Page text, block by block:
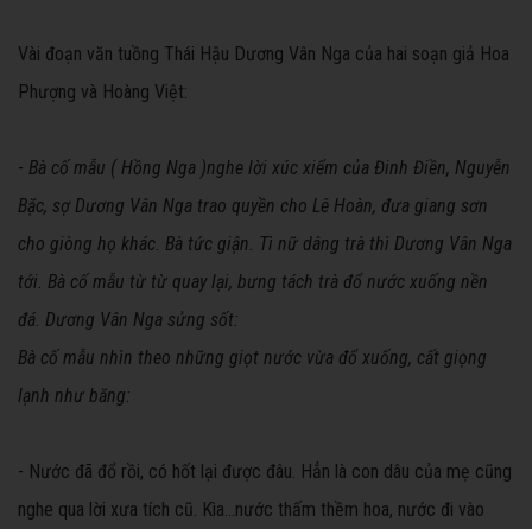
Vài đoạn văn tuồng Thái Hậu Dương Vân Nga của hai soạn giả Hoa
Phượng và Hoàng Việt:
- Bà cố mẫu ( Hồng Nga )nghe lời xúc xiểm của Đinh Điền, Nguyễn
Bặc, sợ Dương Vân Nga trao quyền cho Lê Hoàn, đưa giang sơn
cho giòng họ khác. Bà tức giận. Tì nữ dâng trà thì Dương Vân Nga
tới. Bà cố mẫu từ từ quay lại, bưng tách trà đổ nước xuống nền
đá. Dương Vân Nga sửng sốt:
Bà cố mẫu nhìn theo những giọt nước vừa đổ xuống, cất giọng
lạnh như băng:
- Nước đã đổ rồi, có hốt lại được đâu. Hẳn là con dâu của mẹ cũng
nghe qua lời xưa tích cũ. Kìa...nước thấm thềm hoa, nước đi vào